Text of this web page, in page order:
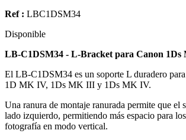
Ref : LBC1DSM34
Disponible
LB-C1DSM34 - L-Bracket para Canon 1Ds
El LB-C1DSM34 es un soporte L duradero
1D MK IV, 1Ds MK III y 1Ds MK IV.
Una ranura de montaje ranurada permite que el
lado izquierdo, permitiendo más espacio para
fotografía en modo vertical.